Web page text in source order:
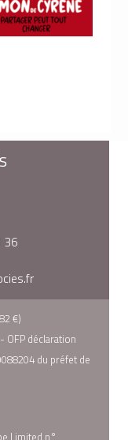
36
€)
OFP déclaration
du préfet de
Limited n°